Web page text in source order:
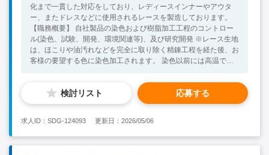
化まで一貫した対応をしており、レディースインナーやアウタ
ー、またドレスなどに使用されるレースを製造しております。
【職務概要】 自社製品の染色および樹脂加工工程のコントロー
ル(染色、試験、開発、環境関連等)、及び研究開発 ※レース生地
は、ほこりや油汚れなどを完全に取り除く精錬工程を経た後、お
客様の要望する色に染色加工されます。 染色以前には高温でレ
染料配合決定、色合わせ、品質保証、トラブルシューティング
・染料および助剤等の薬剤のテスト、加工方法の改良 ・新たな
*ご経験があれば尚良いですが、未経験でも化学知識や素養があ
れば成長可能な環境です。 【必須スキル】 ・化学学部卒もしく
は高専卒の方 ・入社後にタイ語を学ぶ意欲のある方 ・チェンマ
検討リスト 応募する
求人ID：SDG-124093 更新日：2026/05/06